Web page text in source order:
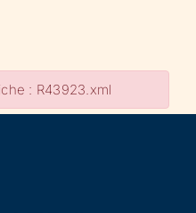
: R43923.xml